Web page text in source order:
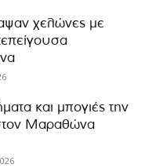
χελώνες με
και μπογιές την
Μαραθώνα